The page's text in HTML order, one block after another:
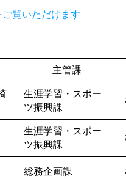
覧いただけます
主管課
生涯学習・スポー
ツ振興課
生涯学習・スポー
ツ振興課
総務企画課